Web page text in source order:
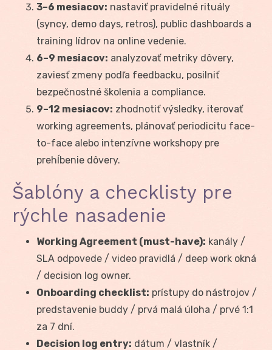
3–6 mesiacov: nastaviť pravidelné rituály
(syncy, demo days, retros), public dashboards a
training lídrov na online vedenie.
6–9 mesiacov: analyzovať metriky dôvery,
zaviesť zmeny podľa feedbacku, posilniť
bezpečnostné školenia a compliance.
9–12 mesiacov: zhodnotiť výsledky, iterovať
working agreements, plánovať periodicitu face-
to-face alebo intenzívne workshopy pre
prehĺbenie dôvery.
Šablóny a checklisty pre
rýchle nasadenie
Working Agreement (must-have): kanály /
SLA odpovede / video pravidlá / deep work okná
/ decision log owner.
Onboarding checklist: prístupy do nástrojov /
predstavenie buddy / prvá malá úloha / prvé 1:1
za 7 dní.
Decision log entry: dátum / vlastník /